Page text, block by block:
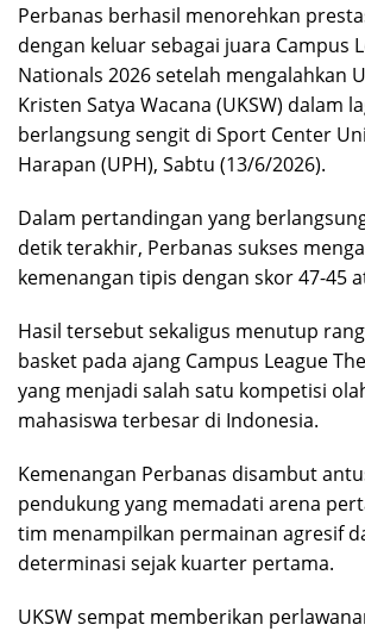
Perbanas berhasil menorehkan
dengan keluar sebagai juara Campus
Nationals 2026 setelah mengalahkan
Kristen Satya Wacana (UKSW) dalam
berlangsung sengit di Sport Center
Harapan (UPH), Sabtu (13/6/2026).
Dalam pertandingan yang
detik terakhir, Perbanas sukses
kemenangan tipis dengan skor 47-45
Hasil tersebut sekaligus menutup
basket pada ajang Campus League
yang menjadi salah satu kompetisi
mahasiswa terbesar di Indonesia.
Kemenangan Perbanas disambut
pendukung yang memadati arena
tim menampilkan permainan agresif
determinasi sejak kuarter pertama.
UKSW sempat memberikan